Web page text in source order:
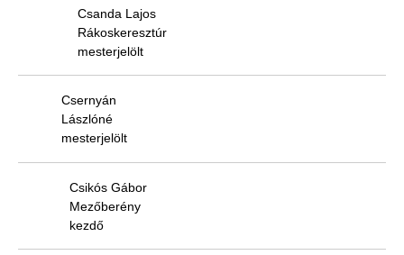
Csanda Lajos
Rákoskeresztúr
mesterjelölt
Csernyán
Lászlóné
mesterjelölt
Csikós Gábor
Mezőberény
kezdő